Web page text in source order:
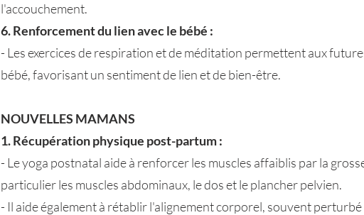
l'accouchement.
6. Renforcement du lien avec le bébé :
- Les exercices de respiration et de méditation permettent aux
bébé, favorisant un sentiment de lien et de bien-être.
NOUVELLES MAMANS
1. Récupération physique post-partum :
- Le yoga postnatal aide à renforcer les muscles affaiblis par la
particulier les muscles abdominaux, le dos et le plancher pelvien.
- Il aide également à rétablir l'alignement corporel, souvent